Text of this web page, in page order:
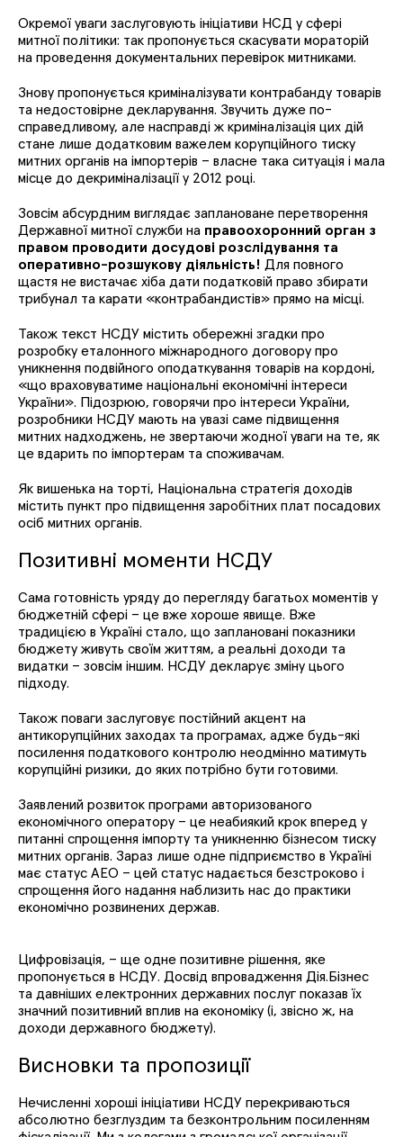
Окремої уваги заслуговують ініціативи НСД у сфері
митної політики: так пропонується скасувати мораторій
на проведення документальних перевірок митниками.
Знову пропонується криміналізувати контрабанду товарів
та недостовірне декларування. Звучить дуже по-
справедливому, але насправді ж криміналізація цих дій
стане лише додатковим важелем корупційного тиску
митних органів на імпортерів – власне така ситуація і мала
місце до декриміналізації у 2012 році.
Зовсім абсурдним виглядає заплановане перетворення
Державної митної служби на правоохоронний орган з
правом проводити досудові розслідування та
оперативно-розшукову діяльність! Для повного
щастя не вистачає хіба дати податковій право збирати
трибунал та карати «контрабандистів» прямо на місці.
Також текст НСДУ містить обережні згадки про
розробку еталонного міжнародного договору про
уникнення подвійного оподаткування товарів на кордоні,
«що враховуватиме національні економічні інтереси
України». Підозрюю, говорячи про інтереси України,
розробники НСДУ мають на увазі саме підвищення
митних надходжень, не звертаючи жодної уваги на те, як
це вдарить по імпортерам та споживачам.
Як вишенька на торті, Національна стратегія доходів
містить пункт про підвищення заробітних плат посадових
осіб митних органів.
Позитивні моменти НСДУ
Сама готовність уряду до перегляду багатьох моментів у
бюджетній сфері – це вже хороше явище. Вже
традицією в Україні стало, що заплановані показники
бюджету живуть своїм життям, а реальні доходи та
видатки – зовсім іншим. НСДУ декларує зміну цього
підходу.
Також поваги заслуговує постійний акцент на
антикорупційних заходах та програмах, адже будь-які
посилення податкового контролю неодмінно матимуть
корупційні ризики, до яких потрібно бути готовими.
Заявлений розвиток програми авторизованого
економічного оператору – це неабиякий крок вперед у
питанні спрощення імпорту та уникненню бізнесом тиску
митних органів. Зараз лише одне підприємство в Україні
має статус АЕО – цей статус надається безстроково і
спрощення його надання наблизить нас до практики
економічно розвинених держав.
Цифровізація, – ще одне позитивне рішення, яке
пропонується в НСДУ. Досвід впровадження Дія.Бізнес
та давніших електронних державних послуг показав їх
значний позитивний вплив на економіку (і, звісно ж, на
доходи державного бюджету).
Висновки та пропозиції
Нечисленні хороші ініціативи НСДУ перекриваються
абсолютно безглуздим та безконтрольним посиленням